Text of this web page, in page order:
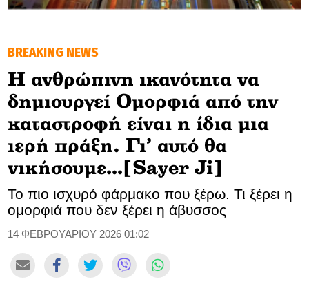
SOOZIE’S FRIENDS
CULTURE
TASTELAND
TECH
MEDIALAND
BREAKING NEWS
H ανθρώπινη ικανότητα να
δημιουργεί Oμορφιά από την
καταστροφή είναι η ίδια μια
ιερή πράξη. Γι’ αυτό θα
νικήσουμε…[Sayer Ji]
Το πιο ισχυρό φάρμακο που ξέρω. Τι ξέρει η
ομορφιά που δεν ξέρει η άβυσσος
14 ΦΕΒΡΟΥΑΡΙΟΥ 2026 01:02